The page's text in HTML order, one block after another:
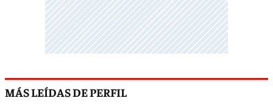
MÁS LEÍDAS DE PERFIL